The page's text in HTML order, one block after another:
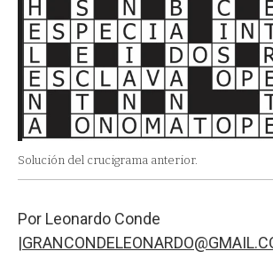
Solución del crucigrama anterior.
Por Leonardo Conde
|